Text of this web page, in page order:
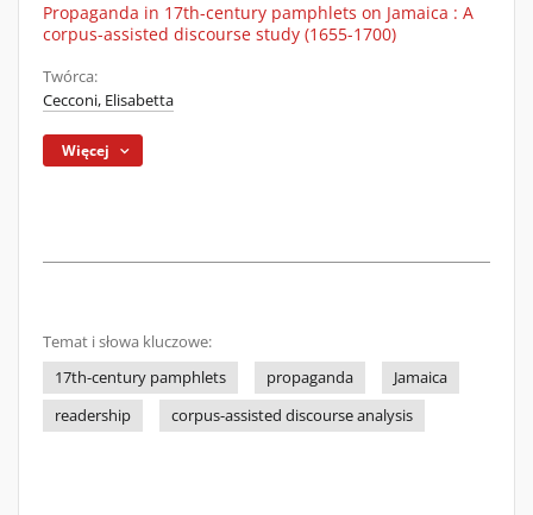
Propaganda in 17th-century pamphlets on Jamaica : A
corpus-assisted discourse study (1655-1700)
Twórca:
Cecconi, Elisabetta
Więcej
Temat i słowa kluczowe:
17th-century pamphlets
propaganda
Jamaica
readership
corpus-assisted discourse analysis